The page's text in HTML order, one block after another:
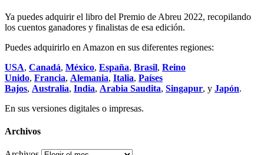
Ya puedes adquirir el libro del Premio de Abreu 2022, recopilando
los cuentos ganadores y finalistas de esa edición.
Puedes adquirirlo en Amazon en sus diferentes regiones:
USA, Canadá, México, España, Brasil, Reino
Unido, Francia, Alemania, Italia, Países
Bajos, Australia, India, Arabia Saudita, Singapur, y Japón.
En sus versiones digitales o impresas.
Archivos